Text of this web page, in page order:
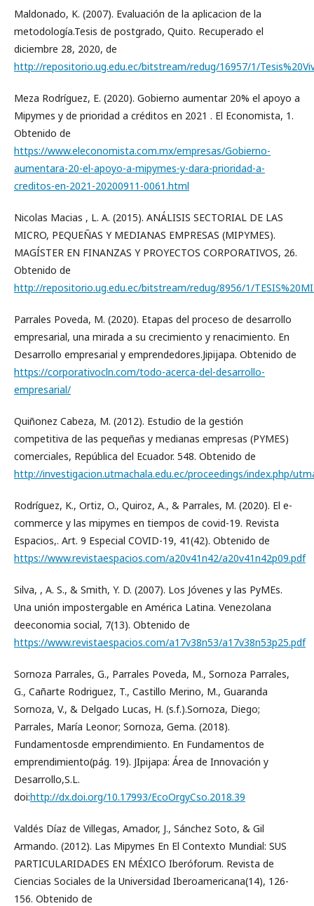
Maldonado, K. (2007). Evaluación de la aplicacion de la
metodología.Tesis de postgrado, Quito. Recuperado el
diciembre 28, 2020, de
http://repositorio.ug.edu.ec/bitstream/redug/16957/1/
Meza Rodríguez, E. (2020). Gobierno aumentar 20% el apoyo a
Mipymes y de prioridad a créditos en 2021 . El Economista, 1.
Obtenido de
https://www.eleconomista.com.mx/empresas/Gobierno-
aumentara-20-el-apoyo-a-mipymes-y-dara-prioridad-a-
creditos-en-2021-20200911-0061.html
Nicolas Macias , L. A. (2015). ANÁLISIS SECTORIAL DE LAS
MICRO, PEQUEÑAS Y MEDIANAS EMPRESAS (MIPYMES).
MAGÍSTER EN FINANZAS Y PROYECTOS CORPORATIVOS, 26.
Obtenido de
http://repositorio.ug.edu.ec/bitstream/redug/8956/1/
Parrales Poveda, M. (2020). Etapas del proceso de desarrollo
empresarial, una mirada a su crecimiento y renacimiento. En
Desarrollo empresarial y emprendedores.Jipijapa. Obtenido de
https://corporativocln.com/todo-acerca-del-desarrollo-
empresarial/
Quiñonez Cabeza, M. (2012). Estudio de la gestión
competitiva de las pequeñas y medianas empresas (PYMES)
comerciales, República del Ecuador. 548. Obtenido de
http://investigacion.utmachala.edu.ec/proceedings/index.php/
Rodríguez, K., Ortiz, O., Quiroz, A., & Parrales, M. (2020). El e-
commerce y las mipymes en tiempos de covid-19. Revista
Espacios,. Art. 9 Especial COVID-19, 41(42). Obtenido de
https://www.revistaespacios.com/a20v41n42/a20v41n42p09.pdf
Silva, , A. S., & Smith, Y. D. (2007). Los Jóvenes y las PyMEs.
Una unión impostergable en América Latina. Venezolana
deeconomia social, 7(13). Obtenido de
https://www.revistaespacios.com/a17v38n53/a17v38n53p25.pdf
Sornoza Parrales, G., Parrales Poveda, M., Sornoza Parrales,
G., Cañarte Rodriguez, T., Castillo Merino, M., Guaranda
Sornoza, V., & Delgado Lucas, H. (s.f.).Sornoza, Diego;
Parrales, María Leonor; Sornoza, Gema. (2018).
Fundamentosde emprendimiento. En Fundamentos de
emprendimiento(pág. 19). JIpijapa: Área de Innovación y
Desarrollo,S.L.
doi:http://dx.doi.org/10.17993/EcoOrgyCso.2018.39
Valdés Díaz de Villegas, Amador, J., Sánchez Soto, & Gil
Armando. (2012). Las Mipymes En El Contexto Mundial: SUS
PARTICULARIDADES EN MÉXICO Iberóforum. Revista de
Ciencias Sociales de la Universidad Iberoamericana(14), 126-
156. Obtenido de